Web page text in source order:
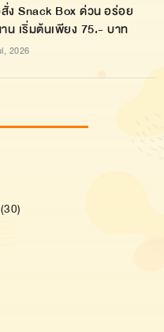
ง Snack Box ด่วน อร่อย
น เริ่มต้นเพียง 75.- บาท
2026